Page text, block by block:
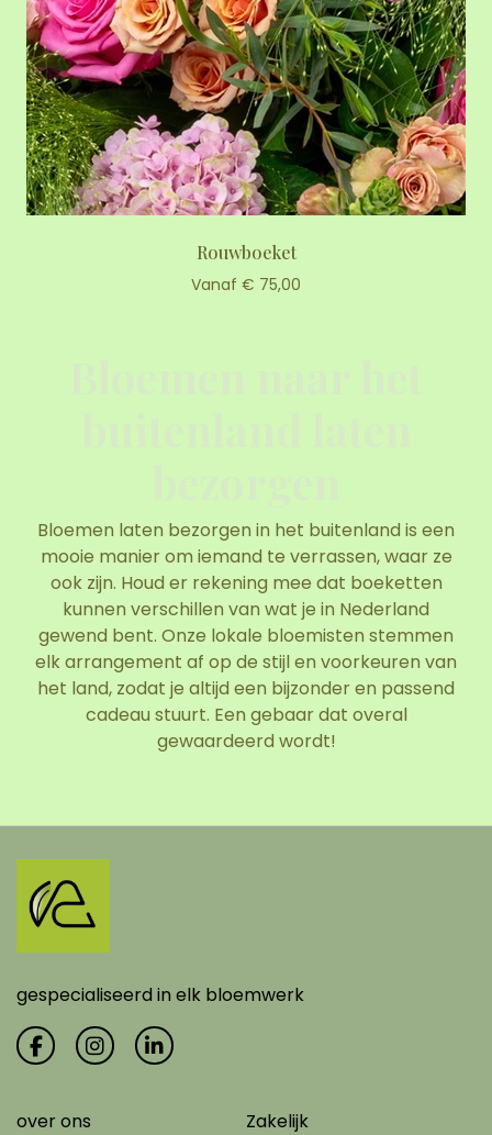
Rouwboeket
Vanaf € 75,00
Bloemen laten bezorgen in het buitenland is een
mooie manier om iemand te verrassen, waar ze
ook zijn. Houd er rekening mee dat boeketten
kunnen verschillen van wat je in Nederland
gewend bent. Onze lokale bloemisten stemmen
elk arrangement af op de stijl en voorkeuren van
het land, zodat je altijd een bijzonder en passend
cadeau stuurt. Een gebaar dat overal
gewaardeerd wordt!
gespecialiseerd in elk bloemwerk
over ons Zakelijk